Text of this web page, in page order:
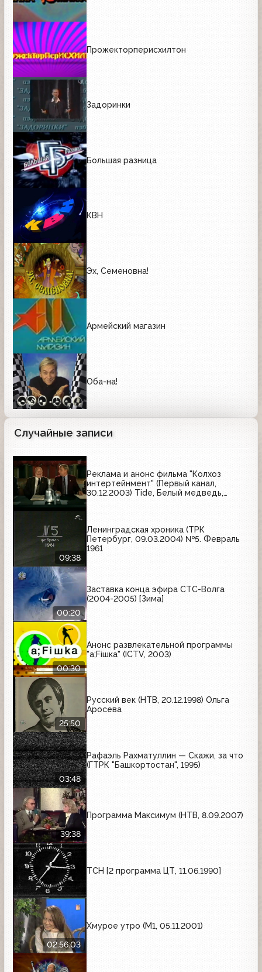
Прожекторперисхилтон
Задоринки
Большая разница
КВН
Эх, Семеновна!
Армейский магазин
Оба-на!
Случайные записи
Реклама и анонс фильма "Колхоз
интертейнмент" (Первый канал,
30.12.2003) Tide, Белый медведь,
Чёрная карта, Мир кожи и меха,
Громада
09:38
Ленинградская хроника (ТРК
Петербург, 09.03.2004) №5. Февраль
1961
00:20
Заставка конца эфира СТС-Волга
(2004-2005) [Зима]
00:30
Анонс развлекательной программы
"a;Fiшка" (ICTV, 2003)
25:50
Русский век (НТВ, 20.12.1998) Ольга
Аросева
03:48
Рафаэль Рахматуллин — Скажи, за что
(ГТРК "Башкортостан", 1995)
39:38
Программа Максимум (НТВ, 8.09.2007)
ТСН [2 программа ЦТ, 11.06.1990]
02:56:03
Хмурое утро (М1, 05.11.2001)